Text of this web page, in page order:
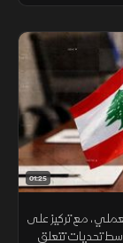
01:25
مع تركيز على
وسط تحديات تتعلق